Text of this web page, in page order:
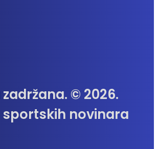
© 2026.
sportskih novinara